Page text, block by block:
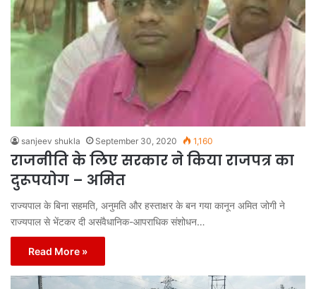
sanjeev shukla September 30, 2020 1,160
राजनीति के लिए सरकार ने किया राजपत्र का
दुरूपयोग – अमित
राज्यपाल के बिना सहमति, अनुमति और हस्ताक्षर के बन गया कानून अमित जोगी ने
राज्यपाल से भेंटकर दी असंवैधानिक-आपराधिक संशोधन…
Read More »